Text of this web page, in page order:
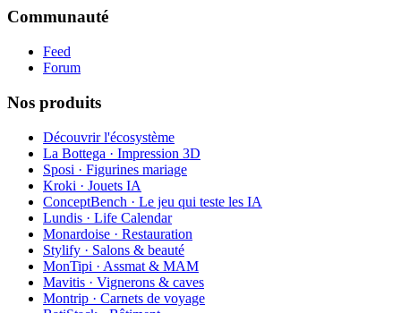
Communauté
Feed
Forum
Nos produits
Découvrir l'écosystème
La Bottega · Impression 3D
Sposi · Figurines mariage
Kroki · Jouets IA
ConceptBench · Le jeu qui teste les IA
Lundis · Life Calendar
Monardoise · Restauration
Stylify · Salons & beauté
MonTipi · Assmat & MAM
Mavitis · Vignerons & caves
Montrip · Carnets de voyage